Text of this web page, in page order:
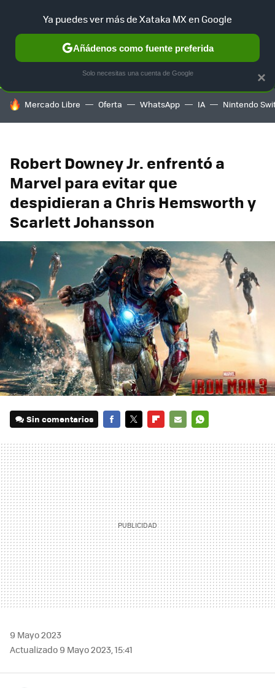
SELECCIÓN GAMING HOME AUTO TERRITORIO
HOY SE HABLA DE
Mercado Libre Oferta WhatsApp IA Nintendo
Robert Downey Jr. enfrentó a
Marvel para evitar que
despidieran a Chris Hemsworth y
Scarlett Johansson
Sin comentarios
MAIL
9 Mayo 2023
Actualizado 9 Mayo 2023, 15:41
×
Ya puedes ver más de Xataka MX en Google
Añádenos como fuente preferida
Solo necesitas una cuenta de Google